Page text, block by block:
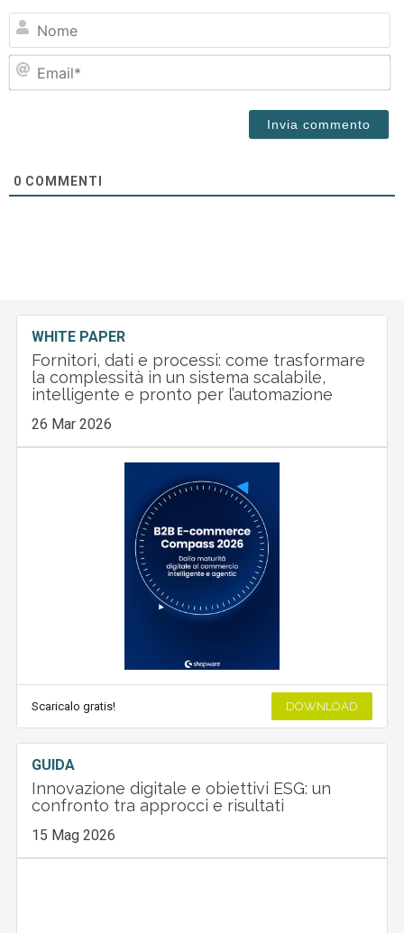
0 COMMENTI
WHITE PAPER
Fornitori, dati e processi: come trasformare
la complessità in un sistema scalabile,
intelligente e pronto per l’automazione
26 Mar 2026
Scaricalo gratis! DOWNLOAD
GUIDA
Innovazione digitale e obiettivi ESG: un
confronto tra approcci e risultati
15 Mag 2026